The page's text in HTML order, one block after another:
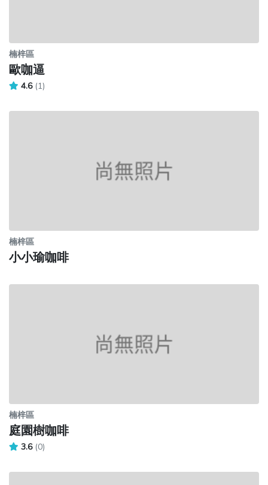
楠梓區
歐咖逼
4.6 (1)
楠梓區
小小瑜咖啡
楠梓區
庭園樹咖啡
3.6 (0)